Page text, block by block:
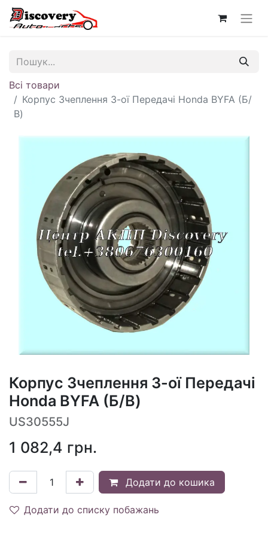
Всі товари
Корпус Зчеплення 3-ої Передачі Honda BYFA (Б/
В)
Корпус Зчеплення 3-ої Передачі
Honda BYFA (Б/В)
US30555J
1 082,4 грн.
Додати до кошика
Додати до списку побажань